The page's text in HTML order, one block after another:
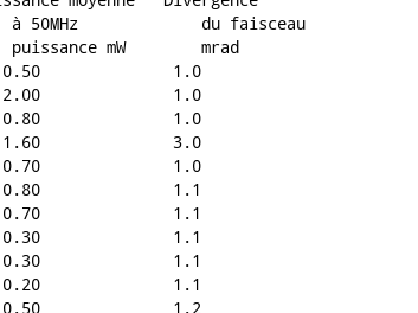
1.0
1.0
1.0
3.0
1.0
1.1
1.1
1.1
1.1
1.1
1.2